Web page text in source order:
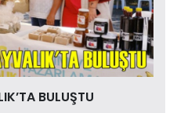
BULUŞTU